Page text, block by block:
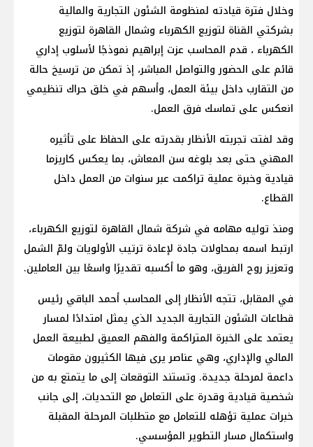
وخلال فترة قيادته لمنظومة الشئون التجارية والمالية
بشركتي القناة لتوزيع الكهرباء وشمال القاهرة لتوزيع
الكهرباء ، قدم المحاسب عزت إبراهيم نموذجًا لأسلوب إداري
قائم على الحضور والتواصل المباشر، إذ تمكن من ترسيخ حالة
من التقارب داخل بيئة العمل، وأسهم في خلق حراك تنظيمي
انعكس على تماسك فرق العمل.
وقد لفتت تجربته الأنظار بقدرته على الحفاظ على تأثيره
المهني حتى بعد بلوغه سن المعاش، بما يعكس كاريزما
قيادية وخبرة عملية تراكمت عبر سنوات من العمل داخل
القطاع.
ومنذ توليه مهامه في شركة شمال القاهرة لتوزيع الكهرباء،
ارتبط اسمه بمحاولات جادة لإعادة ترتيب الأولويات ولمّ الشمل
وتعزيز روح الفريق، وهو ما أكسبه تقديرًا واسعًا بين العاملين.
في المقابل، تتجه الأنظار إلى المحاسب أحمد الباقي رئيس
قطاعات الشئون التجارية الجديد الذي يمثل امتدادًا لمسار
يعتمد على الخبرة المتراكمة والفهم العميق لطبيعة العمل
المالي والإداري، وهي عناصر يرى فيها الكثيرون مقومات
داعمة لمرحلة جديدة. وتستند التوقعات إلى ما يتمتع به من
شخصية قيادية وقدرة على التعامل مع التحديات، إلى جانب
خبرات عملية تؤهله للتعامل مع متطلبات المرحلة المقبلة
واستكمال مسار التطوير المؤسسي.